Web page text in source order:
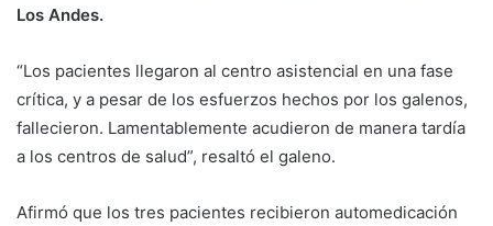
Los Andes.
“Los pacientes llegaron al centro asistencial en una fase
crítica, y a pesar de los esfuerzos hechos por los galenos,
fallecieron. Lamentablemente acudieron de manera tardía
a los centros de salud”, resaltó el galeno.
Afirmó que los tres pacientes recibieron automedicación